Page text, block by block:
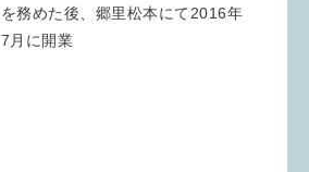
を務めた後、郷里松本にて2016年
7月に開業